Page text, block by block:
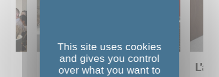
Sortie pédagogique au
This site uses cookies
and gives you control
over what you want to